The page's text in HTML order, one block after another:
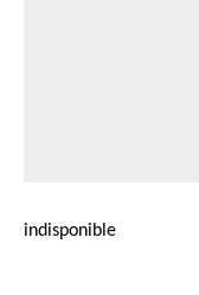
indisponible